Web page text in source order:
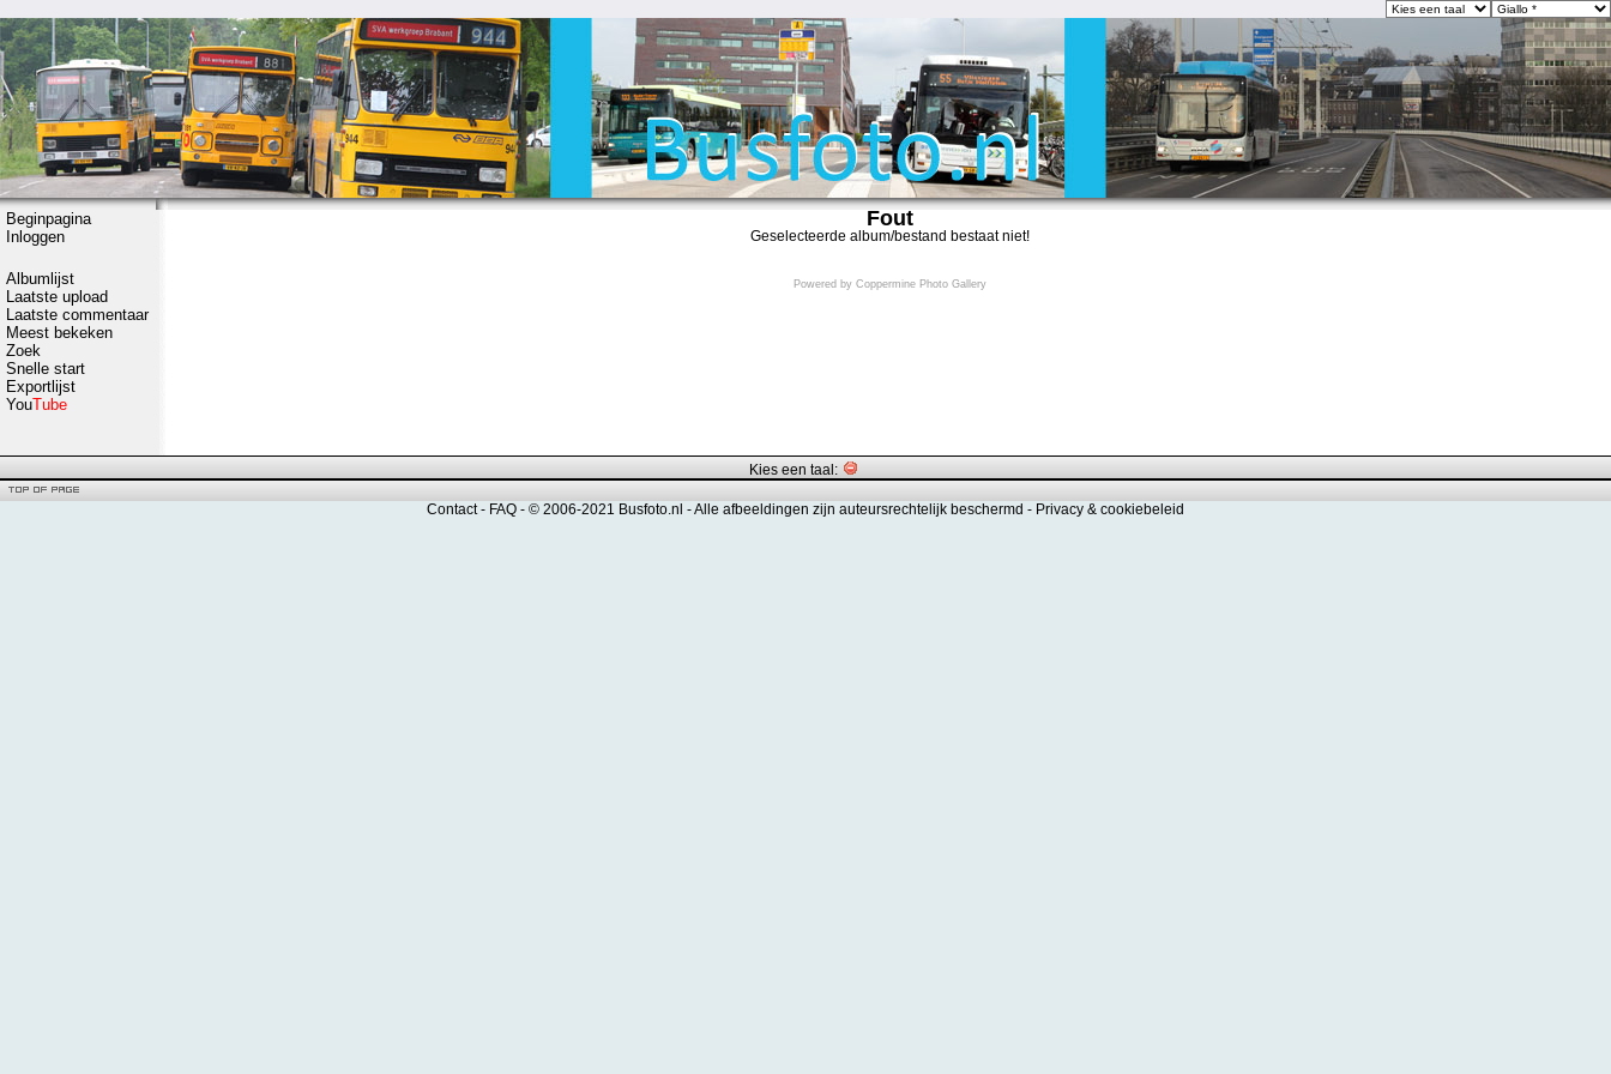
Beginpagina
Inloggen
Albumlijst
Laatste upload
Laatste commentaar
Meest bekeken
Zoek
Snelle start
Exportlijst
YouTube
Fout
Geselecteerde album/bestand bestaat niet!
Powered by Coppermine Photo Gallery
Kies een taal:
Contact- FAQ - © 2006-2021 Busfoto.nl -Alle afbeeldingen zijn auteursrechtelijk beschermd - Privacy & cookiebeleid